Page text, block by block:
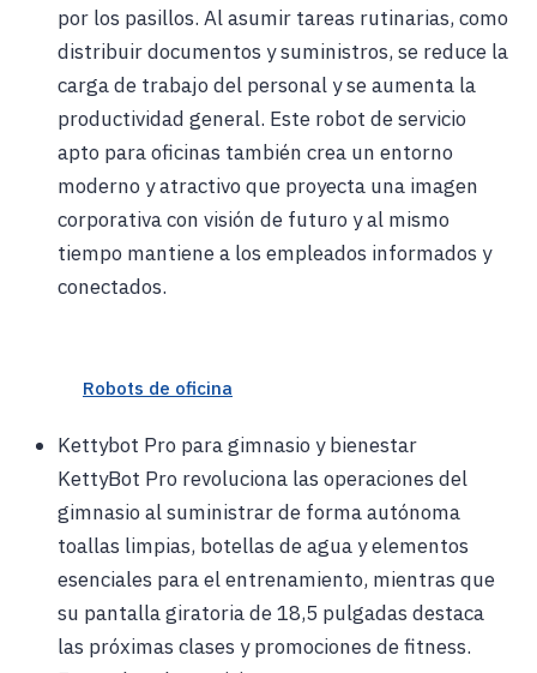
por los pasillos. Al asumir tareas rutinarias, como
distribuir documentos y suministros, se reduce la
carga de trabajo del personal y se aumenta la
productividad general. Este robot de servicio
apto para oficinas también crea un entorno
moderno y atractivo que proyecta una imagen
corporativa con visión de futuro y al mismo
tiempo mantiene a los empleados informados y
conectados.
Robots de oficina
Kettybot Pro para gimnasio y bienestar
KettyBot Pro revoluciona las operaciones del
gimnasio al suministrar de forma autónoma
toallas limpias, botellas de agua y elementos
esenciales para el entrenamiento, mientras que
su pantalla giratoria de 18,5 pulgadas destaca
las próximas clases y promociones de fitness.